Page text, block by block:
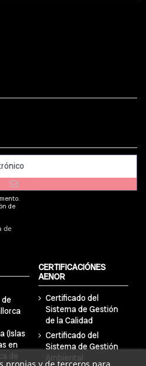
de
de
de
(Islas
en
de
CERTIFICACIÓNES
AENOR
Certificado del
Sistema de Gestión
de la Calidad
Certificado del
Sistema de Gestión
Ambiental